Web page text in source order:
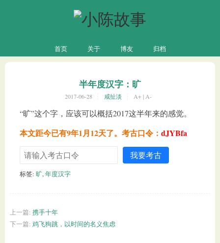
首页 关于 博友 归档
半年度汉字：旷
2017-06-28 咸扯淡 A+ |A-
“旷”这个字，应该可以概括2017这半年来的感觉。
本文距今已有9年1月12天了。考古口令： dJYBfa
我要考古
标签: 旷,年度汉字
上一篇: 携手十年
下一篇: 鸡飞狗跳，以时间的名义焦虑